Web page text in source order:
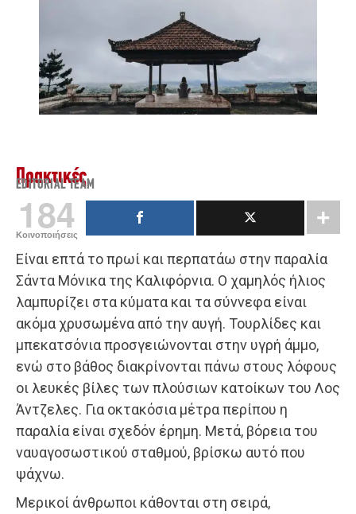
Πρακτικές
EDITORIAL TEAM
184
Κοινοποιήσεις
Είναι επτά το πρωί και περπατάω στην παραλία
Σάντα Μόνικα της Καλιφόρνια. Ο χαμηλός ήλιος
λαμπυρίζει στα κύματα και τα σύννεφα είναι
ακόμα χρυσωμένα από την αυγή. Τουρλίδες και
μπεκατσόνια προσγειώνονται στην υγρή άμμο,
ενώ στο βάθος διακρίνονται πάνω στους λόφους
οι λευκές βίλες των πλούσιων κατοίκων του Λος
Άντζελες. Για οκτακόσια μέτρα περίπου η
παραλία είναι σχεδόν έρημη. Μετά, βόρεια του
ναυαγοσωστικού σταθμού, βρίσκω αυτό που
ψάχνω.
Μερικοί άνθρωποι κάθονται στη σειρά,